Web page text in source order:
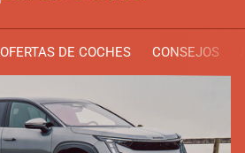
OFERTAS DE COCHES CONSEJOS